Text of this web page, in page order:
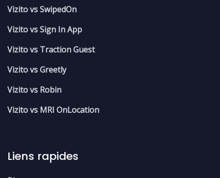
Vizito vs SwipedOn
Vizito vs Sign In App
Vizito vs Traction Guest
Vizito vs Greetly
Vizito vs Robin
Vizito vs MRI OnLocation
Liens rapides